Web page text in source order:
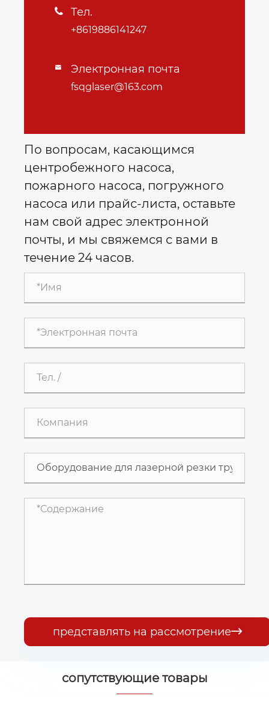
 Тел.
+8619886141247
 Электронная почта
fsqglaser@163.com
По вопросам, касающимся
центробежного насоса,
пожарного насоса, погружного
насоса или прайс-листа, оставьте
нам свой адрес электронной
почты, и мы свяжемся с вами в
течение 24 часов.
представлять на рассмотрение
сопутствующие товары